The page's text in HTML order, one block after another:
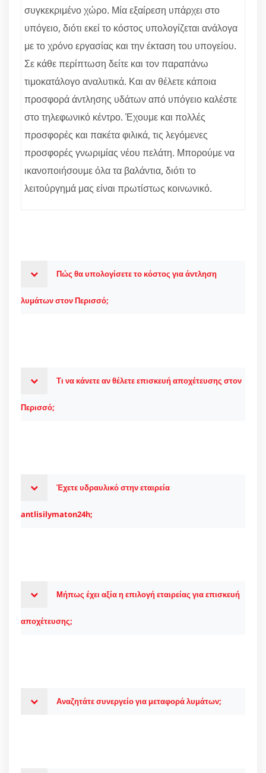
συγκεκριμένο χώρο. Μία εξαίρεση υπάρχει στο
υπόγειο, διότι εκεί το κόστος υπολογίζεται ανάλογα
με το χρόνο εργασίας και την έκταση του υπογείου.
Σε κάθε περίπτωση δείτε και τον παραπάνω
τιμοκατάλογο αναλυτικά. Και αν θέλετε κάποια
προσφορά άντλησης υδάτων από υπόγειο καλέστε
στο τηλεφωνικό κέντρο. Έχουμε και πολλές
προσφορές και πακέτα φιλικά, τις λεγόμενες
προσφορές γνωριμίας νέου πελάτη. Μπορούμε να
ικανοποιήσουμε όλα τα βαλάντια, διότι το
λειτούργημά μας είναι πρωτίστως κοινωνικό.
Πώς θα υπολογίσετε το κόστος για άντληση
λυμάτων στον Περισσό;
Τι να κάνετε αν θέλετε επισκευή αποχέτευσης στον
Περισσό;
Έχετε υδραυλικό στην εταιρεία
antlisilymaton24h;
Μήπως έχει αξία η επιλογή εταιρείας για επισκευή
αποχέτευσης;
Αναζητάτε συνεργείο για μεταφορά λυμάτων;